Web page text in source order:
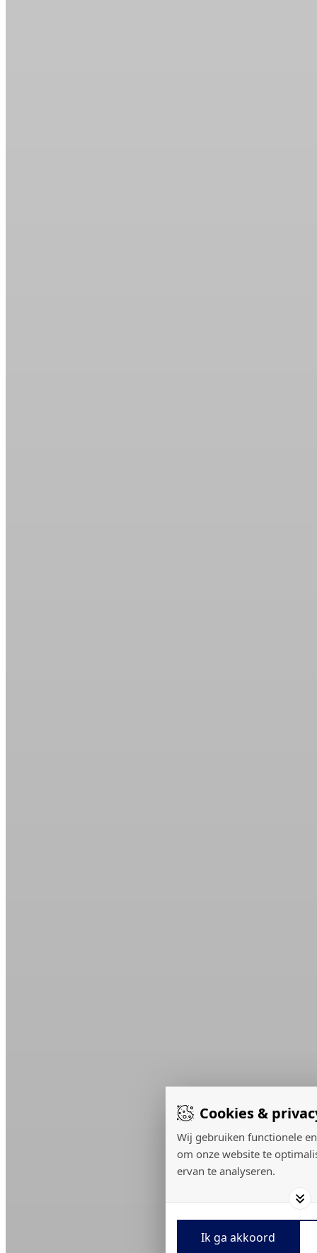
Cookies &
Wij gebruiken functionele
om onze website te
ervan te analyseren.
Ik ga akkoord